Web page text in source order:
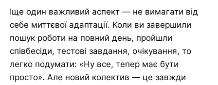
Іще один важливий аспект — не вимагати від
себе миттєвої адаптації. Коли ви завершили
пошук роботи на повний день, пройшли
співбесіди, тестові завдання, очікування, то
легко подумати: «Ну все, тепер має бути
просто». Але новий колектив — це завжди